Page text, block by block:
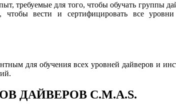
требуемые для того, чтобы обучать группы
чтобы вести и сертифицировать все
для обучения всех уровней дайверов и
C.M.A.S.